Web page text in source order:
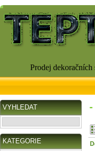
Prodej
VYHLEDAT
KATEGORIE
-